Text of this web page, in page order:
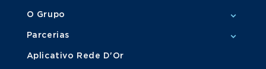
O Grupo
Parcerias
Aplicativo Rede D'Or